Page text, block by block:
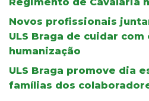
Novos profissionais
ULS Braga de cuidar
humanização
ULS Braga promove dia
famílias dos